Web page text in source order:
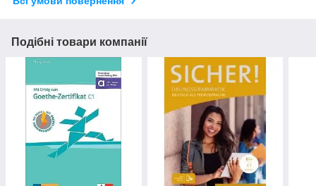
Подібні товари компанії